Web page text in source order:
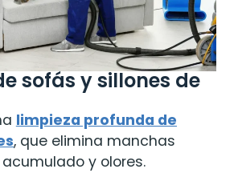
sofás y sillones de
limpieza profunda de
, que elimina manchas
y olores.